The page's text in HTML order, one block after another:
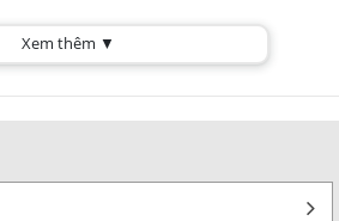
sử dụng kèm với một đầu đọc thẻ nhớ
chức năng Bluetooth.
Đây sẽ là một công cụ trung gian hỗ
Xem thêm ▼